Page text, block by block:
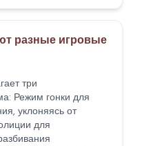
разные игровые
три
Режим гонки для
уклоняясь от
для